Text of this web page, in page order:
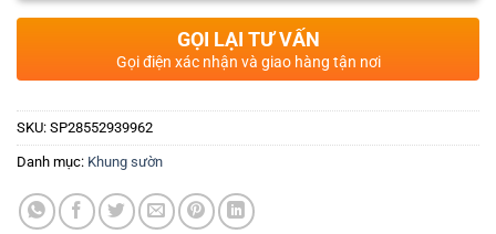
GỌI LẠI TƯ VẤN
Gọi điện xác nhận và giao hàng tận nơi
SKU: SP28552939962
Danh mục: Khung sườn